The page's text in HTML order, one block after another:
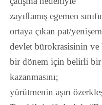
zayıﬂamış egemen
ortaya çıkan pat/
devlet bürokrasisinin
bir dönem için belirli bir
kazanmasını;
yürütmenin aşırı